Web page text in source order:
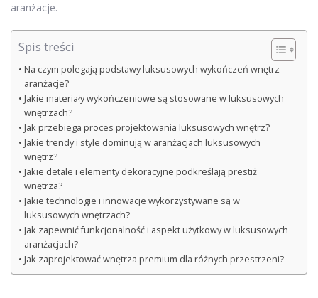
aranżacje.
Spis treści
Na czym polegają podstawy luksusowych wykończeń wnętrz
aranżacje?
Jakie materiały wykończeniowe są stosowane w luksusowych
wnętrzach?
Jak przebiega proces projektowania luksusowych wnętrz?
Jakie trendy i style dominują w aranżacjach luksusowych
wnętrz?
Jakie detale i elementy dekoracyjne podkreślają prestiż
wnętrza?
Jakie technologie i innowacje wykorzystywane są w
luksusowych wnętrzach?
Jak zapewnić funkcjonalność i aspekt użytkowy w luksusowych
aranżacjach?
Jak zaprojektować wnętrza premium dla różnych przestrzeni?